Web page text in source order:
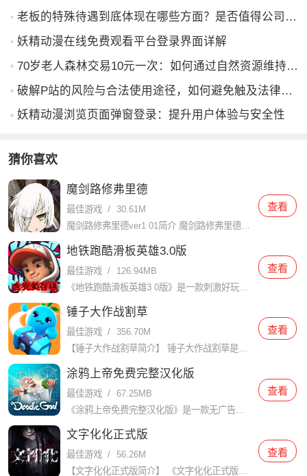
老板的特殊待遇到底体现在哪些方面？是否值得公司给予这样的优待？
妖精动漫在线免费观看平台登录界面详解
70岁老人森林交易10元一次：如何通过自然资源维持生活与人际关系？
破解P站的风险与合法使用途径，如何避免触及法律红线？
妖精动漫浏览页面弹窗登录：提升用户体验与安全性
猜你喜欢
魔剑路修弗里德
最佳游戏 /
30.61M
魔剑路修弗里德ver1 01简介 魔剑路修弗里德ver1 01是一款史诗级像素系列魔幻动作角色扮演手游。游戏以宏大的世界观和丰富的剧情为背景，玩家将扮演背负着重要使命的角色，踏上充满冒险与挑战的旅程。
查看
地铁跑酷滑板英雄3.0版
最佳游戏 /
126.94MB
《地铁跑酷滑板英雄3 0版》是一款刺激好玩的跑酷游戏，在游戏中，玩家扮演一位滑板英雄，在地铁轨道上尽情展示技巧和速度。里面每天都会即时刷新三项任务供玩家去挑战，同时还有丰富多彩的道具使用与升级，众多隐
查看
锤子大作战割草
最佳游戏 /
356.70M
【锤子大作战割草简介】 锤子大作战割草是一款集休闲与竞技于一体的动作冒险游戏。玩家将扮演一名勇敢的战士，手持巨锤，在广阔的草地上与无尽的敌人展开激战。游戏以独特的割草玩法为核心，让玩家在享受战斗快感的
查看
涂鸦上帝免费完整汉化版
最佳游戏 / 67.25MB
《涂鸦上帝免费完整汉化版》是一款无广告的手游，玩家可以化身上帝创造自己的世界。涂鸦可以是任何形状，可以是简单的线条，也可以是复杂的图案。涂鸦可以代表不同的物品和建筑，比如草地、树木、山脉、城堡等等。游
查看
文字化化正式版
最佳游戏 / 56.26M
【文字化化正式版简介】 《文字化化正式版》是一款独特的文字冒险解谜游戏，玩家将在一个由文字构成的奇异世界中探索，解开隐藏在文字背后的秘密，与各种神秘角色进行互动，体验一场前所未有的文字冒险之旅。 【
查看